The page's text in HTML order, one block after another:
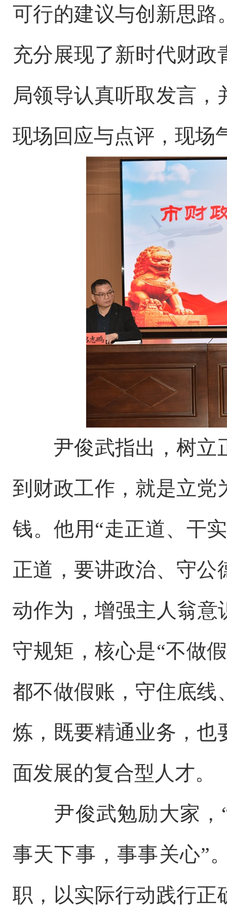
可行的建议与创新思路
充分展现了新时代财政
局领导认真听取发言，
现场回应与点评，现场
尹俊武指出，树立
到财政工作，就是立党
钱。他用 “走正道、干
正道，要讲政治、守公
动作为，增强主人翁意
守规矩，核心是“不做
都不做假账，守住底线
炼，既要精通业务，也
面发展的复合型人才。
尹俊武勉励大家 ，
事天下事，事事关心”
职，以实际行动践行正